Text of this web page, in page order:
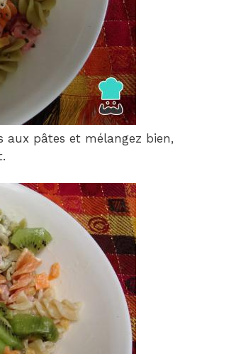
pâtes et mélangez bien,